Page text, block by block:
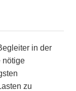
in der
nötige
zu